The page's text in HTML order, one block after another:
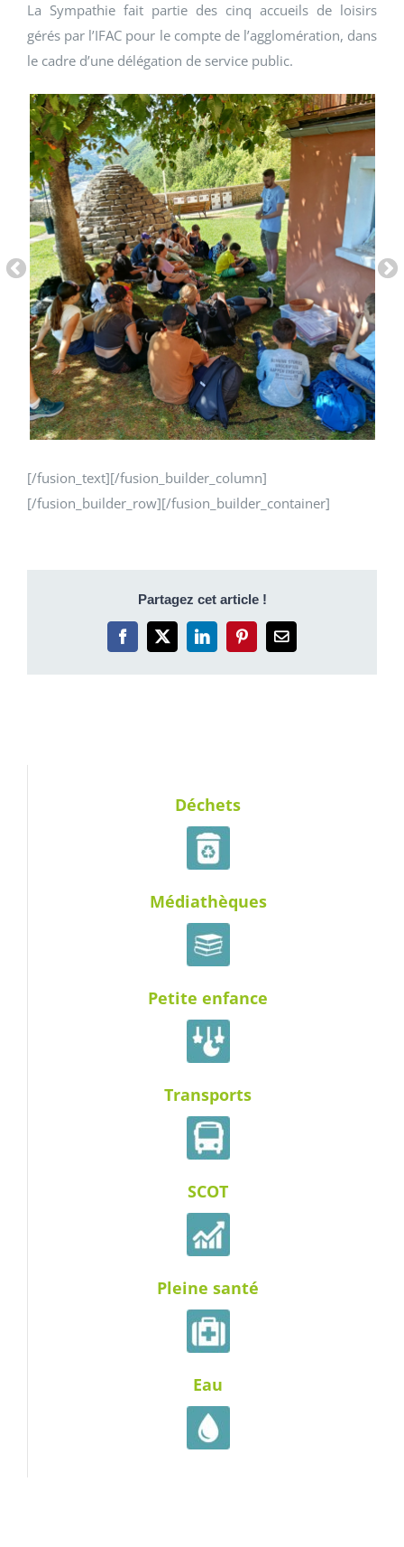
La Sympathie fait partie des cinq accueils de loisirs
gérés par l’IFAC pour le compte de l’agglomération, dans
le cadre d’une délégation de service public.
[/fusion_text][/fusion_builder_column]
[/fusion_builder_row][/fusion_builder_container]
Partagez cet article !
Facebook
X LinkedInPinterestEmail
Déchets
Médiathèques
Petite enfance
Transports
SCOT
Pleine santé
Eau